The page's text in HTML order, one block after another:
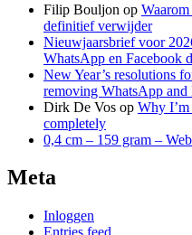
Filip Bouljon op
definitief verwijder
Nieuwjaarsbrief voor
WhatsApp en Facebook
New Year’s resolutions
removing WhatsApp and
Dirk De Vos op Why
completely
0,4 cm – 159 gram –
Meta
Inloggen